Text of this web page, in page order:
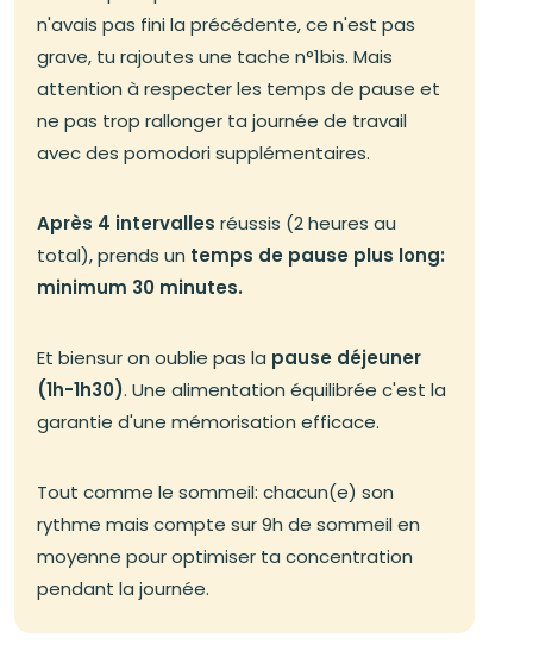
n'avais pas fini la précédente, ce n'est pas
grave, tu rajoutes une tache n°1bis. Mais
attention à respecter les temps de pause et
ne pas trop rallonger ta journée de travail
avec des pomodori supplémentaires.
Après 4 intervalles réussis (2 heures au
total), prends un temps de pause plus long:
minimum 30 minutes.
Et biensur on oublie pas la pause déjeuner
(1h-1h30). Une alimentation équilibrée c'est la
garantie d'une mémorisation efficace.
Tout comme le sommeil: chacun(e) son
rythme mais compte sur 9h de sommeil en
moyenne pour optimiser ta concentration
pendant la journée.